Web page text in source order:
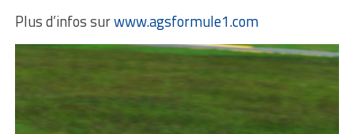
Plus d’infos surwww.agsformule1.com